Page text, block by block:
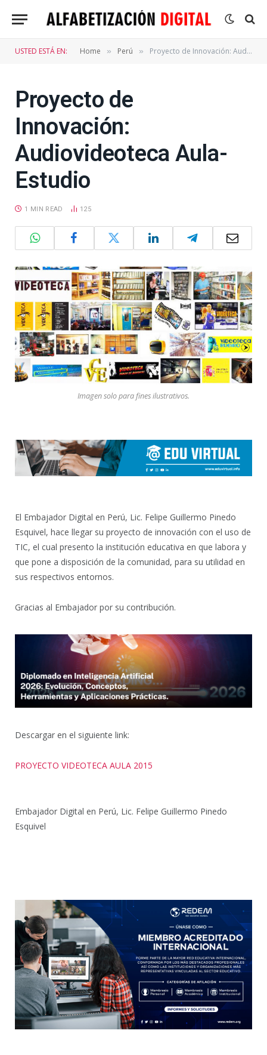
USTED ESTÁ EN: Home » Perú » Proyecto de Innovación: Audiovideoteca Aula-Estudio
Proyecto de
Innovación:
Audiovideoteca Aula-
Estudio
1 MIN READ 125
Imagen solo para fines ilustrativos.
El Embajador Digital en Perú, Lic. Felipe Guillermo Pinedo
Esquivel, hace llegar su proyecto de innovación con el uso de
TIC, el cual presento la institución educativa en que labora y
que pone a disposición de la comunidad, para su utilidad en
sus respectivos entornos.
Gracias al Embajador por su contribución.
Descargar en el siguiente link:
PROYECTO VIDEOTECA AULA 2015
Embajador Digital en Perú, Lic. Felipe Guillermo Pinedo
Esquivel